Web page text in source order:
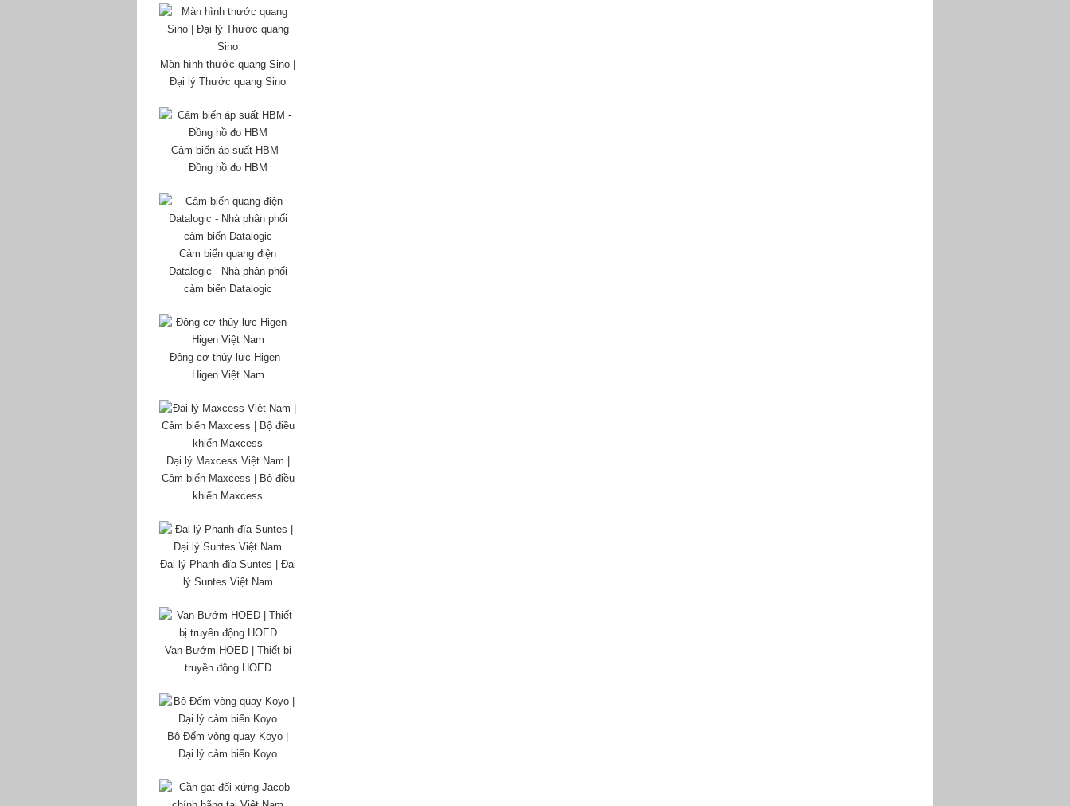
Màn hình thước quang Sino |
Đại lý Thước quang Sino
Cảm biến áp suất HBM -
Đồng hồ đo HBM
Cảm biến quang điện
Datalogic - Nhà phân phối
cảm biến Datalogic
Động cơ thủy lực Higen -
Higen Việt Nam
Đại lý Maxcess Việt Nam |
Cảm biến Maxcess | Bộ điều
khiển Maxcess
Đại lý Phanh đĩa Suntes | Đại
lý Suntes Việt Nam
Van Bướm HOED | Thiết bị
truyền động HOED
Bộ Đếm vòng quay Koyo |
Đại lý cảm biến Koyo